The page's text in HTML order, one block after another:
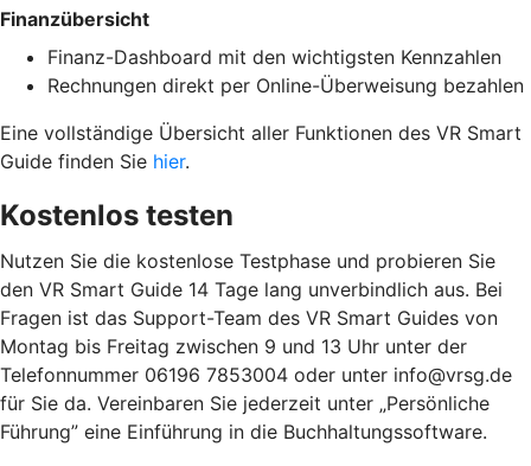
Finanzübersicht
Finanz-Dashboard mit den wichtigsten Kennzahlen
Rechnungen direkt per Online-Überweisung bezahlen
Eine vollständige Übersicht aller Funktionen des VR Smart
Guide finden Sie hier.
Kostenlos testen
Nutzen Sie die kostenlose Testphase und probieren Sie
den VR Smart Guide 14 Tage lang unverbindlich aus. Bei
Fragen ist das Support-Team des VR Smart Guides von
Montag bis Freitag zwischen 9 und 13 Uhr unter der
Telefonnummer 06196 7853004 oder unter info@vrsg.de
für Sie da. Vereinbaren Sie jederzeit unter „Persönliche
Führung” eine Einführung in die Buchhaltungssoftware.